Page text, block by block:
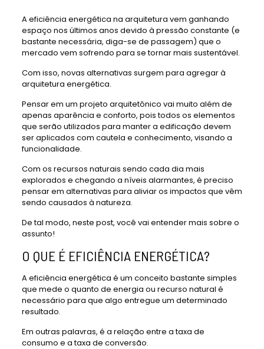
A eficiência energética na arquitetura vem ganhando
espaço nos últimos anos devido à pressão constante (e
bastante necessária, diga-se de passagem) que o
mercado vem sofrendo para se tornar mais sustentável.
Com isso, novas alternativas surgem para agregar à
arquitetura energética.
Pensar em um projeto arquitetônico vai muito além de
apenas aparência e conforto, pois todos os elementos
que serão utilizados para manter a edificação devem
ser aplicados com cautela e conhecimento, visando a
funcionalidade.
Com os recursos naturais sendo cada dia mais
explorados e chegando a níveis alarmantes, é preciso
pensar em alternativas para aliviar os impactos que vêm
sendo causados à natureza.
De tal modo, neste post, você vai entender mais sobre o
assunto!
O QUE É EFICIÊNCIA ENERGÉTICA?
A eficiência energética é um conceito bastante simples
que mede o quanto de energia ou recurso natural é
necessário para que algo entregue um determinado
resultado.
Em outras palavras, é a relação entre a taxa de
consumo e a taxa de conversão.